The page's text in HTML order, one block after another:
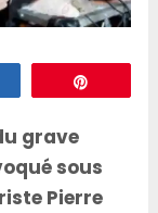
grave
sous
Pierre